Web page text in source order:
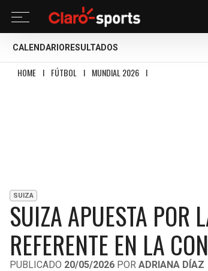
CALENDARIO RESULTADOS
HOME I FÚTBOL I MUNDIAL 2026 I
SUIZA
SUIZA APUESTA POR
REFERENTE EN LA
PUBLICADO 20/05/2026 POR ADRIANA DÍAZ